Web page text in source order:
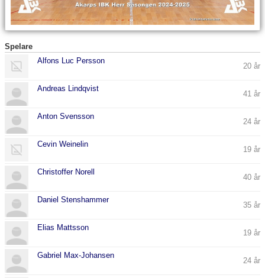
Kontakt
Spelare
Alfons Luc Persson
20 år
Andreas Lindqvist
41 år
Anton Svensson
24 år
Cevin Weinelin
19 år
Christoffer Norell
40 år
Daniel Stenshammer
35 år
Elias Mattsson
19 år
Gabriel Max-Johansen
24 år